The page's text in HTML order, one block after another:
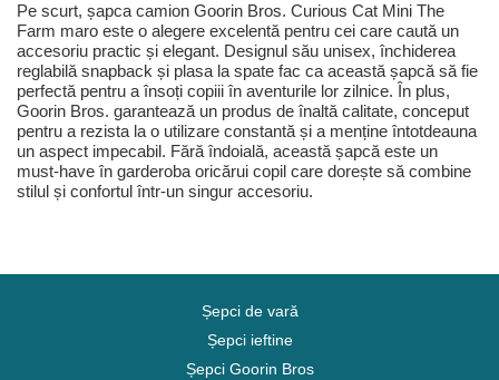
Pe scurt, șapca camion Goorin Bros. Curious Cat Mini The
Farm maro este o alegere excelentă pentru cei care caută un
accesoriu practic și elegant. Designul său unisex, închiderea
reglabilă snapback și plasa la spate fac ca această șapcă să fie
perfectă pentru a însoți copiii în aventurile lor zilnice. În plus,
Goorin Bros. garantează un produs de înaltă calitate, conceput
pentru a rezista la o utilizare constantă și a menține întotdeauna
un aspect impecabil. Fără îndoială, această șapcă este un
must-have în garderoba oricărui copil care dorește să combine
stilul și confortul într-un singur accesoriu.
Șepci de vară
Șepci ieftine
Șepci Goorin Bros